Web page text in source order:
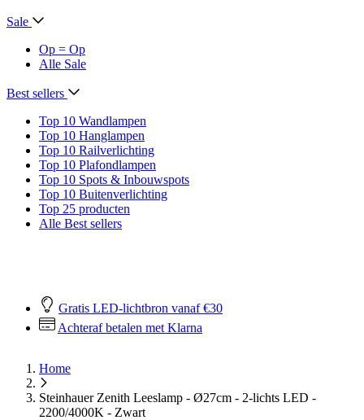
Sale
Op = Op
Alle Sale
Best sellers
Top 10 Wandlampen
Top 10 Hanglampen
Top 10 Railverlichting
Top 10 Plafondlampen
Top 10 Spots & Inbouwspots
Top 10 Buitenverlichting
Top 25 producten
Alle Best sellers
Gratis LED-lichtbron vanaf €30
Achteraf betalen met Klarna
Home
Steinhauer Zenith Leeslamp - Ø27cm - 2-lichts LED -
2200/4000K - Zwart